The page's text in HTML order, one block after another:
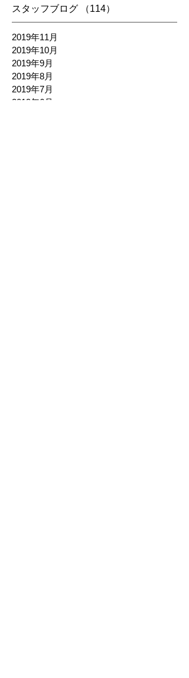
スタッフブログ
（114）
2019年11月
2019年10月
2019年9月
2019年8月
2019年7月
2019年6月